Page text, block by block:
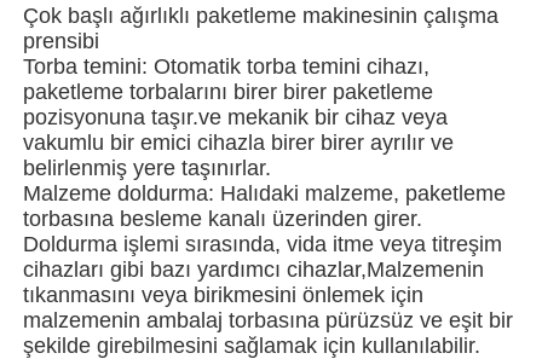
kartonlama makinesi
Dolum Makinası
hamur tatlısı makinesi
Net Bag Paketleme Makinesi
örgü çanta paketleme makinesi
Çok başlı ağırlıklı paketleme makinesinin çalışma
prensibi
Torba temini: Otomatik torba temini cihazı,
paketleme torbalarını birer birer paketleme
pozisyonuna taşır.ve mekanik bir cihaz veya
vakumlu bir emici cihazla birer birer ayrılır ve
belirlenmiş yere taşınırlar.
Malzeme doldurma: Halıdaki malzeme, paketleme
torbasına besleme kanalı üzerinden girer.
Doldurma işlemi sırasında, vida itme veya titreşim
cihazları gibi bazı yardımcı cihazlar,Malzemenin
tıkanmasını veya birikmesini önlemek için
malzemenin ambalaj torbasına pürüzsüz ve eşit bir
şekilde girebilmesini sağlamak için kullanılabilir.